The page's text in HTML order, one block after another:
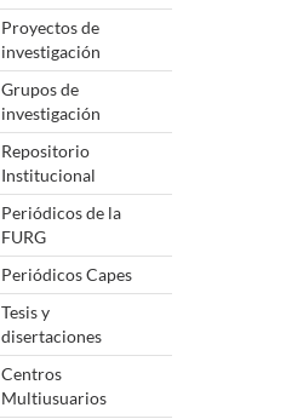
Proyectos de
investigación
Grupos de
investigación
Repositorio
Institucional
Periódicos de la
FURG
Periódicos Capes
Tesis y
disertaciones
Centros
Multiusuarios